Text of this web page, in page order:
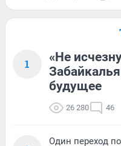
1
«Не
будущее
26 280 46
Один переход